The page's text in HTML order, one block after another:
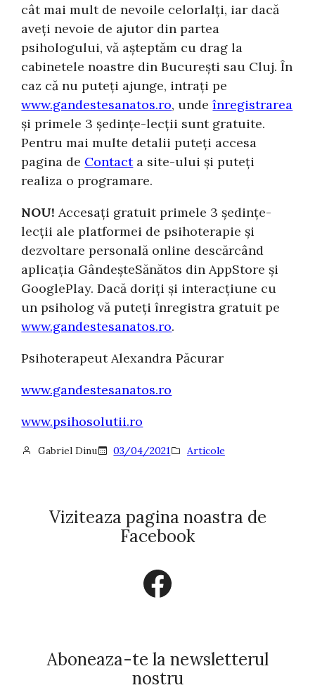
cât mai mult de nevoile celorlalți, iar dacă
aveți nevoie de ajutor din partea
psihologului, vă așteptăm cu drag la
cabinetele noastre din București sau Cluj. În
caz că nu puteți ajunge, intrați pe
www.gandestesanatos.ro, undeînregistrarea
și primele 3 ședințe-lecții sunt gratuite.
Pentru mai multe detalii puteți accesa
pagina de Contacta site-ului și puteți
realiza o programare.
NOU! Accesați gratuit primele 3 ședințe-
lecții ale platformei de psihoterapie și
dezvoltare personală online descărcând
aplicația GândeșteSănătos din AppStore și
GooglePlay. Dacă doriți și interacțiune cu
un psiholog vă puteți înregistra gratuit pe
www.gandestesanatos.ro.
Psihoterapeut Alexandra Păcurar
www.gandestesanatos.ro
www.psihosolutii.ro
Gabriel Dinu 03/04/2021 Articole
Viziteaza pagina noastra de
Facebook
Facebook
Aboneaza-te la newsletterul
nostru